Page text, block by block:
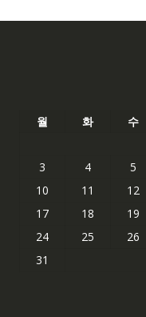
월 화 수
3
4 5
10
11 12
17
18 19
24
25 26
31